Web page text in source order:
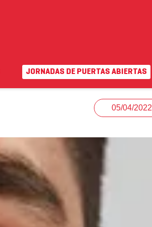
Campus virtual EN|VA
JORNADAS DE PUERTAS ABIERTAS
05/04/2022